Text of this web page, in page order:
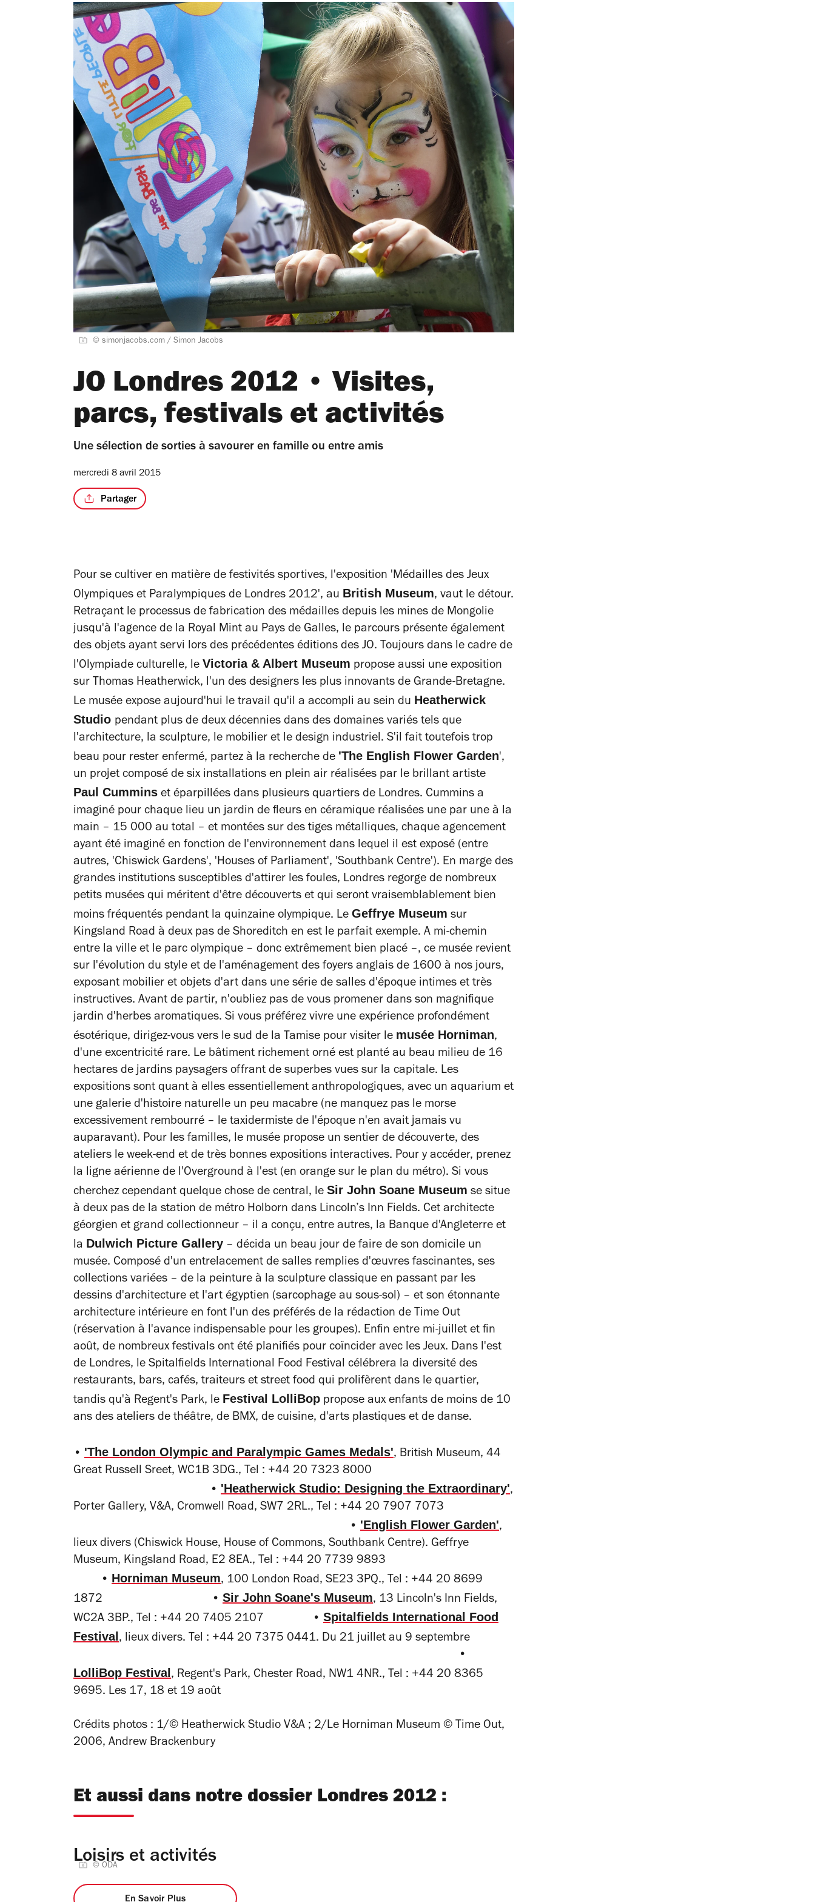
© simonjacobs.com / Simon Jacobs
JO Londres 2012 • Visites,
parcs, festivals et activités
Une sélection de sorties à savourer en famille ou entre amis
mercredi 8 avril 2015
Partager
Pour se cultiver en matière de festivités sportives, l'exposition 'Médailles des Jeux
Olympiques et Paralympiques de Londres 2012', au British Museum, vaut le détour.
Retraçant le processus de fabrication des médailles depuis les mines de Mongolie
jusqu'à l'agence de la Royal Mint au Pays de Galles, le parcours présente également
des objets ayant servi lors des précédentes éditions des JO. Toujours dans le cadre de
l'Olympiade culturelle, le Victoria & Albert Museum propose aussi une exposition
sur Thomas Heatherwick, l'un des designers les plus innovants de Grande-Bretagne.
Le musée expose aujourd'hui le travail qu'il a accompli au sein du Heatherwick
Studio pendant plus de deux décennies dans des domaines variés tels que
l'architecture, la sculpture, le mobilier et le design industriel. S'il fait toutefois trop
beau pour rester enfermé, partez à la recherche de 'The English Flower Garden',
un projet composé de six installations en plein air réalisées par le brillant artiste
Paul Cummins et éparpillées dans plusieurs quartiers de Londres. Cummins a
imaginé pour chaque lieu un jardin de fleurs en céramique réalisées une par une à la
main – 15 000 au total – et montées sur des tiges métalliques, chaque agencement
ayant été imaginé en fonction de l'environnement dans lequel il est exposé (entre
autres, 'Chiswick Gardens', 'Houses of Parliament', 'Southbank Centre'). En marge des
grandes institutions susceptibles d'attirer les foules, Londres regorge de nombreux
petits musées qui méritent d'être découverts et qui seront vraisemblablement bien
moins fréquentés pendant la quinzaine olympique. Le Geffrye Museum sur
Kingsland Road à deux pas de Shoreditch en est le parfait exemple. A mi-chemin
entre la ville et le parc olympique – donc extrêmement bien placé –, ce musée revient
sur l'évolution du style et de l'aménagement des foyers anglais de 1600 à nos jours,
exposant mobilier et objets d'art dans une série de salles d'époque intimes et très
instructives. Avant de partir, n'oubliez pas de vous promener dans son magnifique
jardin d'herbes aromatiques. Si vous préférez vivre une expérience profondément
ésotérique, dirigez-vous vers le sud de la Tamise pour visiter le musée Horniman,
d'une excentricité rare. Le bâtiment richement orné est planté au beau milieu de 16
hectares de jardins paysagers offrant de superbes vues sur la capitale. Les
expositions sont quant à elles essentiellement anthropologiques, avec un aquarium et
une galerie d'histoire naturelle un peu macabre (ne manquez pas le morse
excessivement rembourré – le taxidermiste de l'époque n'en avait jamais vu
auparavant). Pour les familles, le musée propose un sentier de découverte, des
ateliers le week-end et de très bonnes expositions interactives. Pour y accéder, prenez
la ligne aérienne de l'Overground à l'est (en orange sur le plan du métro). Si vous
cherchez cependant quelque chose de central, le Sir John Soane Museum se situe
à deux pas de la station de métro Holborn dans Lincoln’s Inn Fields. Cet architecte
géorgien et grand collectionneur – il a conçu, entre autres, la Banque d'Angleterre et
la Dulwich Picture Gallery – décida un beau jour de faire de son domicile un
musée. Composé d'un entrelacement de salles remplies d'œuvres fascinantes, ses
collections variées – de la peinture à la sculpture classique en passant par les
dessins d'architecture et l'art égyptien (sarcophage au sous-sol) – et son étonnante
architecture intérieure en font l'un des préférés de la rédaction de Time Out
(réservation à l'avance indispensable pour les groupes). Enfin entre mi-juillet et fin
août, de nombreux festivals ont été planifiés pour coïncider avec les Jeux. Dans l'est
de Londres, le Spitalfields International Food Festival célébrera la diversité des
restaurants, bars, cafés, traiteurs et street food qui prolifèrent dans le quartier,
tandis qu'à Regent's Park, le Festival LolliBop propose aux enfants de moins de 10
ans des ateliers de théâtre, de BMX, de cuisine, d'arts plastiques et de danse.
• 'The London Olympic and Paralympic Games Medals', British Museum, 44
Great Russell Sreet, WC1B 3DG., Tel : +44 20 7323 8000
• 'Heatherwick Studio: Designing the Extraordinary',
Porter Gallery, V&A, Cromwell Road, SW7 2RL., Tel : +44 20 7907 7073
• 'English Flower Garden',
lieux divers (Chiswick House, House of Commons, Southbank Centre). Geffrye
Museum, Kingsland Road, E2 8EA., Tel : +44 20 7739 9893
• Horniman Museum, 100 London Road, SE23 3PQ., Tel : +44 20 8699
1872 • Sir John Soane's Museum, 13 Lincoln's Inn Fields,
WC2A 3BP., Tel : +44 20 7405 2107 • Spitalfields International Food
Festival , lieux divers. Tel : +44 20 7375 0441. Du 21 juillet au 9 septembre
•
LolliBop Festival , Regent's Park, Chester Road, NW1 4NR., Tel : +44 20 8365
9695. Les 17, 18 et 19 août
Crédits photos : 1/© Heatherwick Studio V&A ; 2/Le Horniman Museum © Time Out,
2006, Andrew Brackenbury
Et aussi dans notre dossier Londres 2012 :
Loisirs et activités
© ODA
En Savoir Plus